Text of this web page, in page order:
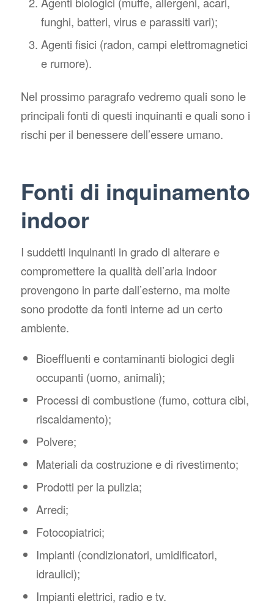
funghi, batteri, virus e parassiti vari);
Agenti fisici (radon, campi elettromagnetici
e rumore).
Nel prossimo paragrafo vedremo quali sono le
principali fonti di questi inquinanti e quali sono i
rischi per il benessere dell’essere umano.
Fonti di inquinamento
indoor
I suddetti inquinanti in grado di alterare e
compromettere la qualità dell’aria indoor
provengono in parte dall’esterno, ma molte
sono prodotte da fonti interne ad un certo
ambiente.
Bioeffluenti e contaminanti biologici degli
occupanti (uomo, animali);
Processi di combustione (fumo, cottura cibi,
riscaldamento);
Polvere;
Materiali da costruzione e di rivestimento;
Prodotti per la pulizia;
Arredi;
Fotocopiatrici;
Impianti (condizionatori, umidificatori,
idraulici);
Impianti elettrici, radio e tv.